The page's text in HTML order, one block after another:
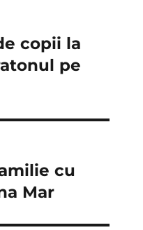
copii la
pe
cu
Mar